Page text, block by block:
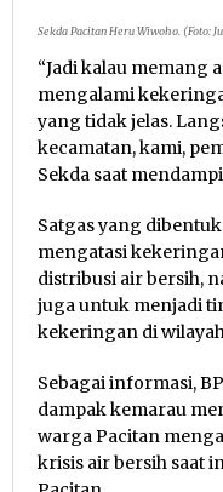
Sekda Pacitan Heru Wiwoho. (Foto:
“Jadi kalau memang
mengalami
yang tidak jelas.
kecamatan, kami,
Sekda saat
Satgas yang
mengatasi
distribusi air bersih,
juga untuk menjadi
kekeringan di
Sebagai informasi,
dampak kemarau
warga Pacitan
krisis air bersih saat